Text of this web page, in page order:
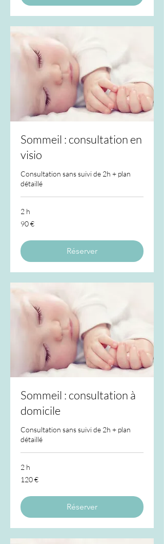
Sommeil : consultation en
visio
Consultation sans suivi de 2h + plan
détaillé
2 h
90
euros
90 €
Réserver
Sommeil : consultation à
domicile
Consultation sans suivi de 2h + plan
détaillé
2 h
120
euros
120 €
Réserver